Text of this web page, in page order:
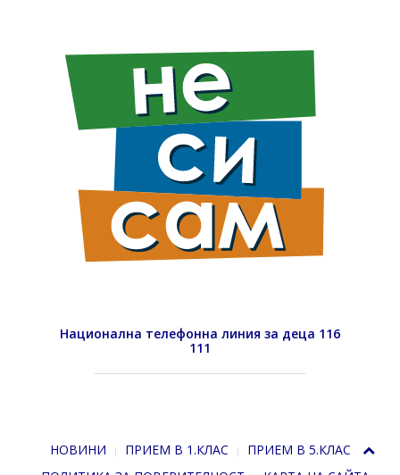
Национална телефонна линия за деца 116
111
НОВИНИ ПРИЕМ В 1.КЛАС
ПРИЕМ В 5.КЛАС